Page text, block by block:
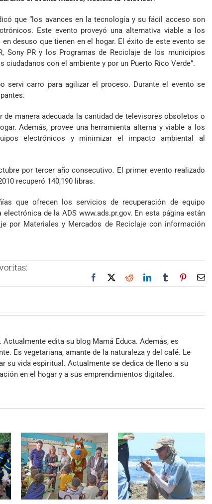
que “los avances en la tecnología y su fácil acceso son
Este evento proveyó una alternativa viable a los
desuso que tienen en el hogar. El éxito de este evento se
Sony PR y los Programas de Reciclaje de los municipios
con el ambiente y por un Puerto Rico Verde”.
servi carro para agilizar el proceso. Durante el evento se
manera adecuada la cantidad de televisores obsoletos o
Además, provee una herramienta alterna y viable a los
electrónicos y minimizar el impacto ambiental al
por tercer año consecutivo. El primer evento realizado
recuperó 140,190 libras.
que ofrecen los servicios de recuperación de equipo
electrónica de la ADS www.ads.pr.gov. En esta página están
por Materiales y Mercados de Reciclaje con información
Facebook
X RedditLinkedInTumblr
edita su blog Mamá Educa. Además, es
Es vegetariana, amante de la naturaleza y del café. Le
su vida espiritual. Actualmente se dedica de lleno a su
en el hogar y a sus emprendimientos digitales.